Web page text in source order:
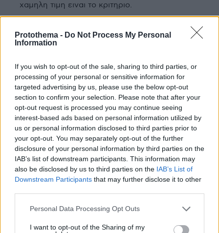
Protothema - Do Not Process My Personal
Information
If you wish to opt-out of the sale, sharing to third parties, or
processing of your personal or sensitive information for
targeted advertising by us, please use the below opt-out
section to confirm your selection. Please note that after your
opt-out request is processed you may continue seeing
interest-based ads based on personal information utilized by
us or personal information disclosed to third parties prior to
your opt-out. You may separately opt-out of the further
disclosure of your personal information by third parties on the
IAB’s list of downstream participants. This information may
also be disclosed by us to third parties on the IAB’s List of
Downstream Participants that may further disclose it to other
Please note that this website/app uses one or more Google
not limited to your visit or usage behaviour. You may click to
Personal Data Processing Opt Outs
I want to opt-out of the Sharing of my
χαμηλη τιμη ειναι το κριτηριο.
ΑΠΑΝΤΗΣΗ
Το ξέρουμε
Σωστα και τα περνάνε από τον Έβρο 100 100
ΑΠΑΝΤΗΣΗ
Από ΗΠΑ
09.07.2026, 00:50
Σε ποιο πλανήτη είναι αυτή η Αμερική που
"κάνουν πάταγο" τα τουρκικά πιστόλια;
ΑΠΑΝΤΗΣΗ
Και ο Χίτλερ τις τελευταίες ώρες του Ράιχ, μοίραζε
αξιωματικούς για να αυτοκτονήσουν και μην